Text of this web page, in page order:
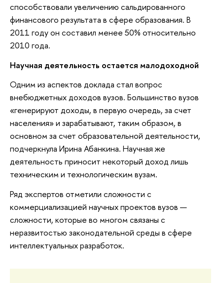
способствовали увеличению сальдированного
финансового результата в сфере образования. В
2011 году он составил менее 50% относительно
2010 года.
Научная деятельность остается малодоходной
Одним из аспектов доклада стал вопрос
внебюджетных доходов вузов. Большинство вузов
«генерируют доходы, в первую очередь, за счет
населения» и зарабатывают, таким образом, в
основном за счет образовательной деятельности,
подчеркнула Ирина Абанкина. Научная же
деятельность приносит некоторый доход лишь
техническим и технологическим вузам.
Ряд экспертов отметили сложности с
коммерциализацией научных проектов вузов —
сложности, которые во многом связаны с
неразвитостью законодательной среды в сфере
интеллектуальных разработок.